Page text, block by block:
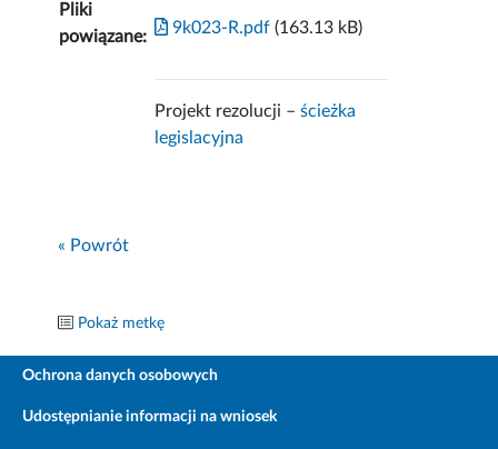
Pliki
powiązane:
9k023-R.pdf (163.13 kB)
Projekt rezolucji –ścieżka
legislacyjna
« Powrót
Pokaż metkę
Ochrona danych osobowych
Udostępnianie informacji na wniosek